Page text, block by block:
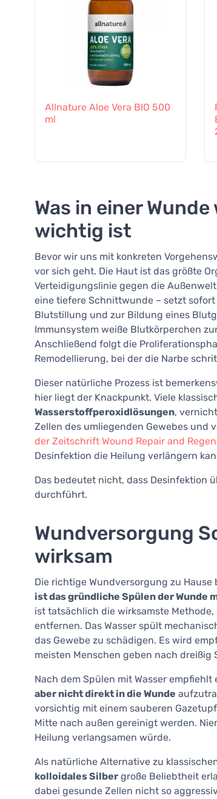
Allnature Aloe Vera BIO 500
ml
Was in einer
wichtig ist
Bevor wir uns mit konkreten
vor sich geht. Die Haut ist das größte
Verteidigungslinie gegen die
eine tiefere Schnittwunde – setzt
Blutstillung und zur Bildung eines
Immunsystem weiße Blutkörperchen
Anschließend folgt die
Remodellierung, bei der die Narbe
Dieser natürliche Prozess ist
hier liegt der Knackpunkt. Viele
Wasserstoffperoxidlösungen,
Zellen des umliegenden Gewebes und
der Zeitschrift Wound Repair and
Desinfektion die Heilung verlängern
Das bedeutet nicht, dass Desinfektion
durchführt.
Wundversorgung
wirksam
Die richtige Wundversorgung zu
ist das gründliche Spülen der Wunde
ist tatsächlich die wirksamste
entfernen. Das Wasser spült
das Gewebe zu schädigen. Es wird
meisten Menschen geben nach dreißig
Nach dem Spülen mit Wasser empfiehlt
aber nicht direkt in die Wunde
vorsichtig mit einem sauberen
Mitte nach außen gereinigt werden.
Heilung verlangsamen würde.
Als natürliche Alternative zu
kolloidales Silber große Beliebtheit
dabei gesunde Zellen nicht so